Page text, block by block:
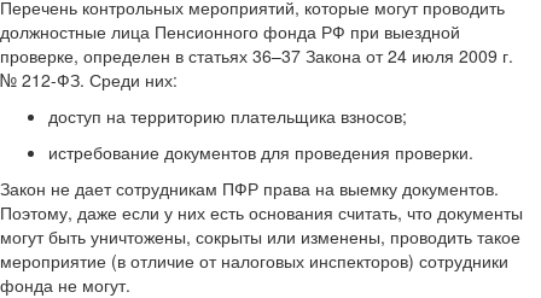
Перечень контрольных мероприятий, которые могут проводить
должностные лица Пенсионного фонда РФ при выездной
проверке, определен в статьях 36–37 Закона от 24 июля 2009 г.
№ 212-ФЗ. Среди них:
доступ на территорию плательщика взносов;
истребование документов для проведения проверки.
Закон не дает сотрудникам ПФР права на выемку документов.
Поэтому, даже если у них есть основания считать, что документы
могут быть уничтожены, сокрыты или изменены, проводить такое
мероприятие (в отличие от налоговых инспекторов) сотрудники
фонда не могут.